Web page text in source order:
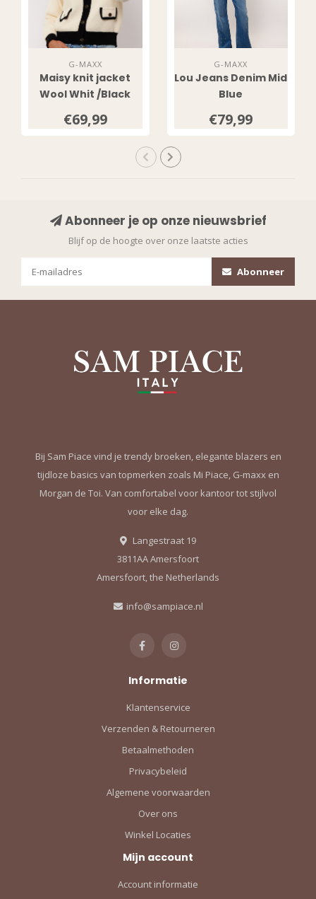
G-MAXX
Maisy knit jacket
Wool Whit /Black
€69,99
G-MAXX
Lou Jeans Denim Mid
Blue
€79,99
Abonneer je op onze nieuwsbrief
Blijf op de hoogte over onze laatste acties
Abonneer
Bij Sam Piace vind je trendy broeken, elegante blazers en
tijdloze basics van topmerken zoals Mi Piace, G-maxx en
Morgan de Toi. Van comfortabel voor kantoor tot stijlvol
voor elke dag.
Langestraat 19
3811AA Amersfoort
Amersfoort, the Netherlands
info@sampiace.nl
Informatie
Klantenservice
Verzenden & Retourneren
Betaalmethoden
Privacybeleid
Algemene voorwaarden
Over ons
Winkel Locaties
Mijn account
Account informatie